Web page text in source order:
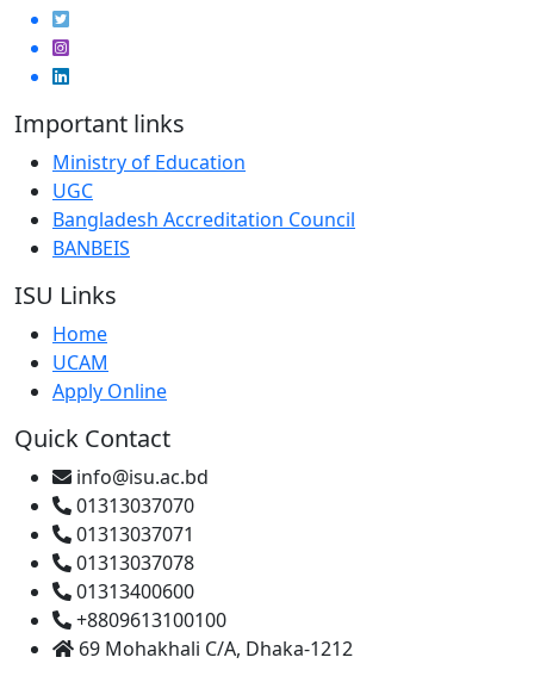
Important links
Ministry of Education
UGC
Bangladesh Accreditation Council
BANBEIS
ISU Links
Home
UCAM
Apply Online
Quick Contact
info@isu.ac.bd
01313037070
01313037071
01313037078
01313400600
+8809613100100
69 Mohakhali C/A, Dhaka-1212